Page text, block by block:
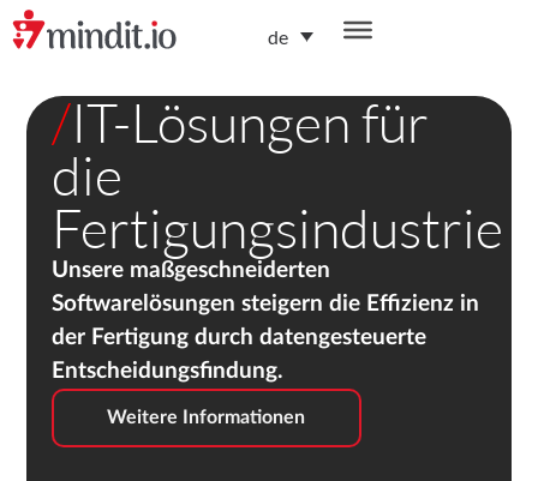
de
/IT-Lösungen für
die
Fertigungsindustrie
Unsere maßgeschneiderten
Softwarelösungen steigern die Effizienz in
der Fertigung durch datengesteuerte
Entscheidungsfindung.
Weitere Informationen